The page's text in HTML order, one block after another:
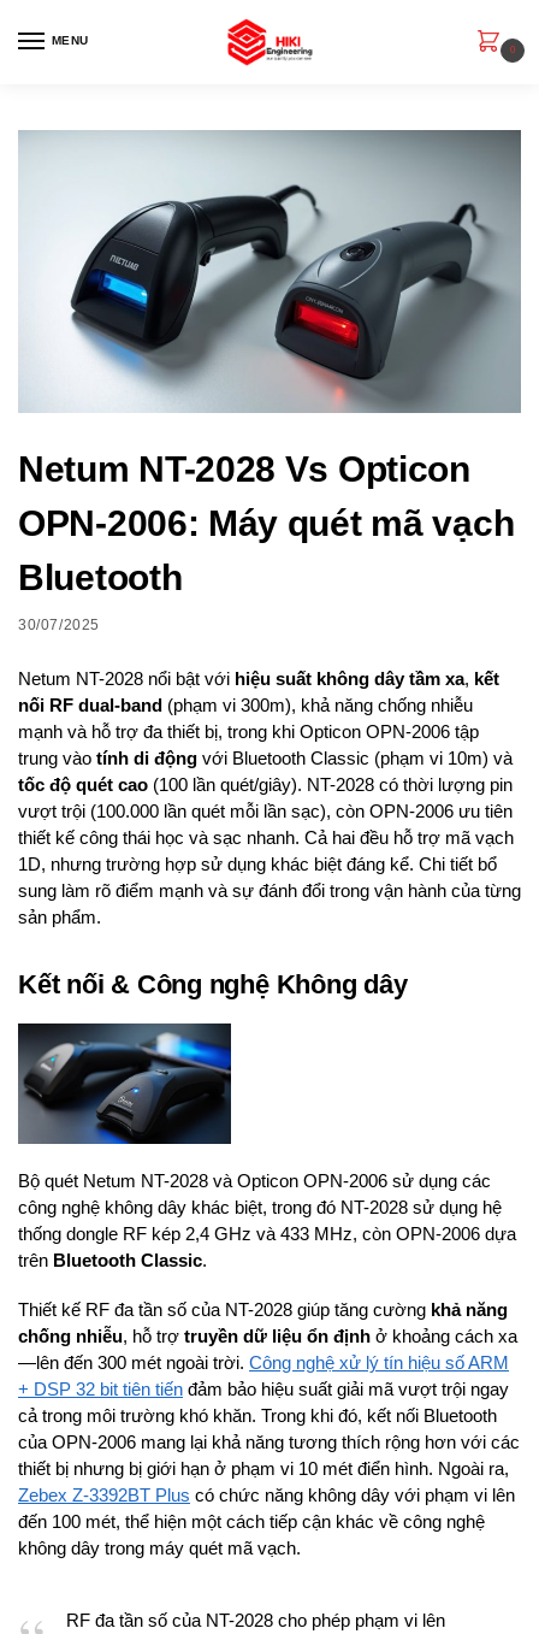
MENU
0
Netum NT-2028 Vs Opticon
OPN-2006: Máy quét mã vạch
Bluetooth
30/07/2025
Netum NT-2028 nổi bật với hiệu suất không dây tầm xa, kết
nối RF dual-band (phạm vi 300m), khả năng chống nhiễu
mạnh và hỗ trợ đa thiết bị, trong khi Opticon OPN-2006 tập
trung vào tính di động với Bluetooth Classic (phạm vi 10m) và
tốc độ quét cao (100 lần quét/giây). NT-2028 có thời lượng pin
vượt trội (100.000 lần quét mỗi lần sạc), còn OPN-2006 ưu tiên
thiết kế công thái học và sạc nhanh. Cả hai đều hỗ trợ mã vạch
1D, nhưng trường hợp sử dụng khác biệt đáng kể. Chi tiết bổ
sung làm rõ điểm mạnh và sự đánh đổi trong vận hành của từng
sản phẩm.
Kết nối & Công nghệ Không dây
Bộ quét Netum NT-2028 và Opticon OPN-2006 sử dụng các
công nghệ không dây khác biệt, trong đó NT-2028 sử dụng hệ
thống dongle RF kép 2,4 GHz và 433 MHz, còn OPN-2006 dựa
trên Bluetooth Classic.
Thiết kế RF đa tần số của NT-2028 giúp tăng cường khả năng
chống nhiễu, hỗ trợ truyền dữ liệu ổn định ở khoảng cách xa
—lên đến 300 mét ngoài trời. Công nghệ xử lý tín hiệu số ARM
+ DSP 32 bit tiên tiến đảm bảo hiệu suất giải mã vượt trội ngay
cả trong môi trường khó khăn. Trong khi đó, kết nối Bluetooth
của OPN-2006 mang lại khả năng tương thích rộng hơn với các
thiết bị nhưng bị giới hạn ở phạm vi 10 mét điển hình. Ngoài ra,
Zebex Z-3392BT Plus có chức năng không dây với phạm vi lên
đến 100 mét, thể hiện một cách tiếp cận khác về công nghệ
không dây trong máy quét mã vạch.
RF đa tần số của NT-2028 cho phép phạm vi lên